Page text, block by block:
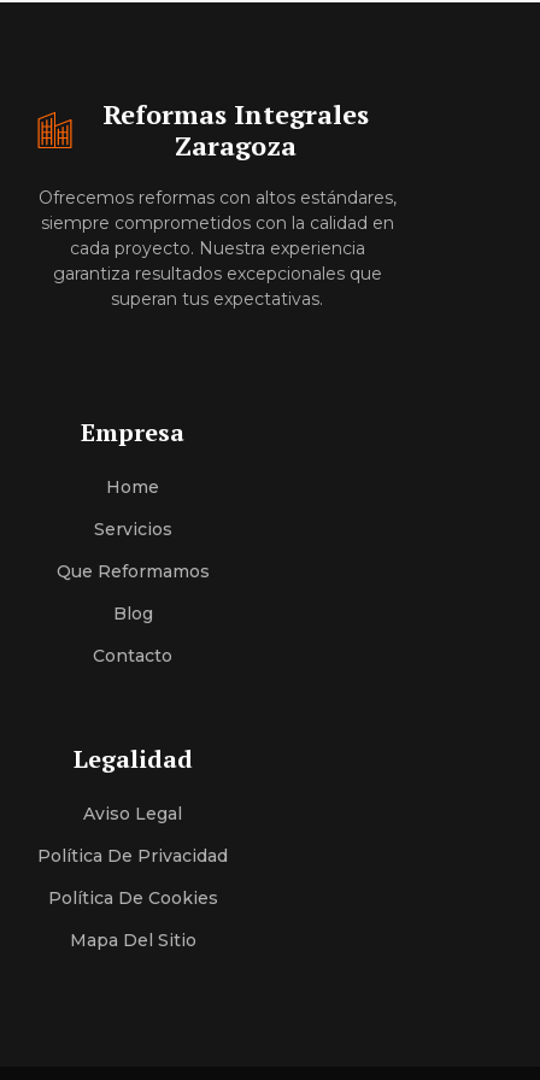
Reformas Integrales
Zaragoza
Ofrecemos reformas con altos estándares,
siempre comprometidos con la calidad en
cada proyecto. Nuestra experiencia
garantiza resultados excepcionales que
superan tus expectativas.
Empresa
Home
ServiciOS
Que Reformamos
Blog
Contacto
Legalidad
Aviso Legal
Política De Privacidad
Política De Cookies
Mapa Del Sitio